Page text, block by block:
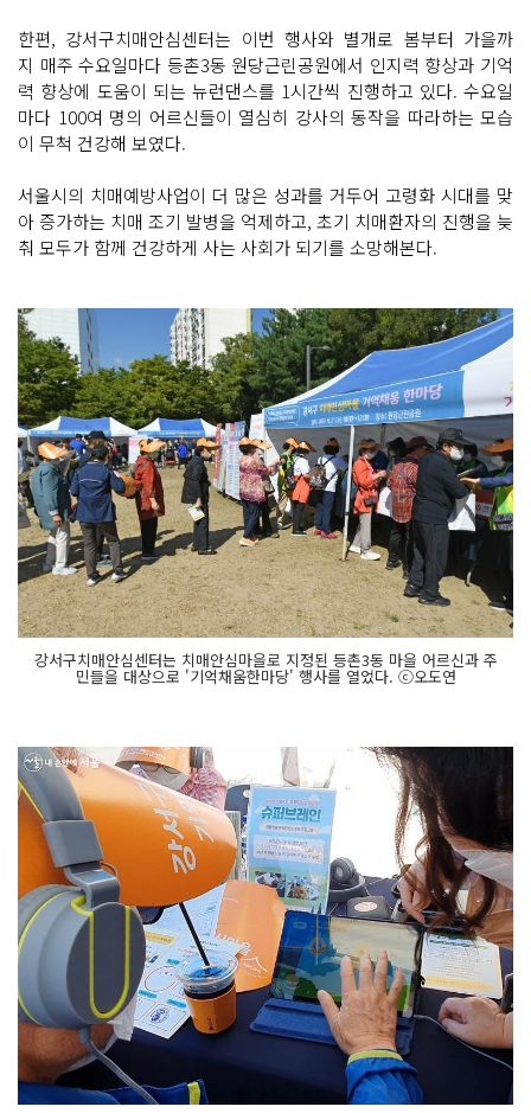
한편, 강서구치매안심센터는 이번 행사와 별개로 봄부터 가을까
지 매주 수요일마다 등촌3동 원당근린공원에서 인지력 향상과 기억
력 향상에 도움이 되는 뉴런댄스를 1시간씩 진행하고 있다. 수요일
마다 100여 명의 어르신들이 열심히 강사의 동작을 따라하는 모습
이 무척 건강해 보였다.
서울시의 치매예방사업이 더 많은 성과를 거두어 고령화 시대를 맞
아 증가하는 치매 조기 발병을 억제하고, 초기 치매환자의 진행을 늦
춰 모두가 함께 건강하게 사는 사회가 되기를 소망해본다.
강서구치매안심센터는 치매안심마을로 지정된 등촌3동 마을 어르신과 주
민들을 대상으로 '기억채움한마당' 행사를 열었다. ⓒ오도연